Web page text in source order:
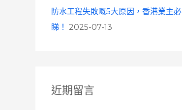
防水工程失敗嘅5大原因，香港業主必
睇！
2025-07-13
近期留言